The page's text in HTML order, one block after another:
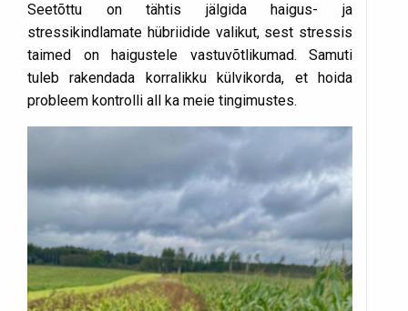
Seetõttu on tähtis jälgida haigus- ja
stressikindlamate hübriidide valikut, sest stressis
taimed on haigustele vastuvõtlikumad. Samuti
tuleb rakendada korralikku külvikorda, et hoida
probleem kontrolli all ka meie tingimustes.